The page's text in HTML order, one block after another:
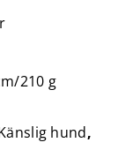
210 g
hund,